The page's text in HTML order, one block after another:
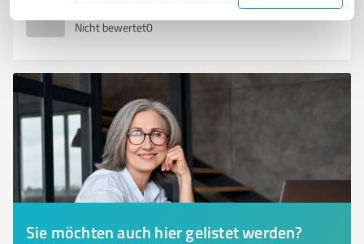
Nicht bewertet0
Sie möchten auch hier gelistet werden?